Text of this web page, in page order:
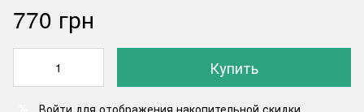
770 грн
Купить
Войти для отображения накопительной скидки